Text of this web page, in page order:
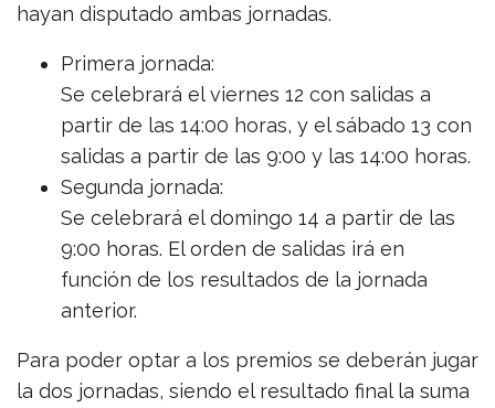
hayan disputado ambas jornadas.
Primera jornada:
Se celebrará el viernes 12 con salidas a
partir de las 14:00 horas, y el sábado 13 con
salidas a partir de las 9:00 y las 14:00 horas.
Segunda jornada:
Se celebrará el domingo 14 a partir de las
9:00 horas. El orden de salidas irá en
función de los resultados de la jornada
anterior.
Para poder optar a los premios se deberán jugar
la dos jornadas, siendo el resultado final la suma